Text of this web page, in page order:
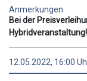
Anmerkungen
Bei der
Hybridveranstaltung!
12.05.2022, 16:00